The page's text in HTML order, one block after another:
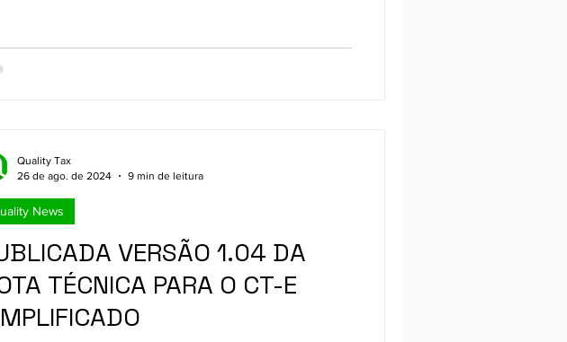
VERSÃO 1.04 DA
TÉCNICA PARA O CT-E
News
Quality Tax
26 de ago. de 2024
9 min de leitura